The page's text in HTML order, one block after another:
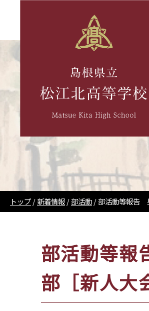
現
在
トップ/新着情報/部活動/部活動等報告
部活動等報
部［新人大